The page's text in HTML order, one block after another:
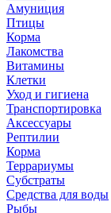
Амуниция
Птицы
Корма
Лакомства
Витамины
Клетки
Уход и гигиена
Транспортировка
Аксессуары
Рептилии
Корма
Террариумы
Субстраты
Средства для воды
Рыбы